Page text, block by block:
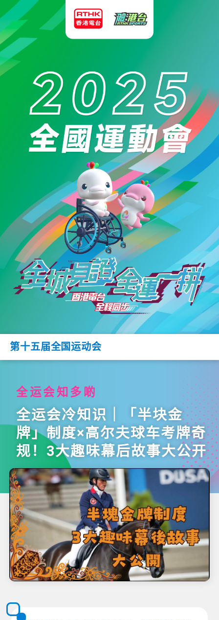
第十五届全国运动会
全运会知多啲
全运会冷知识｜「半块金
牌」制度×高尔夫球车考牌奇
规！3大趣味幕后故事大公开